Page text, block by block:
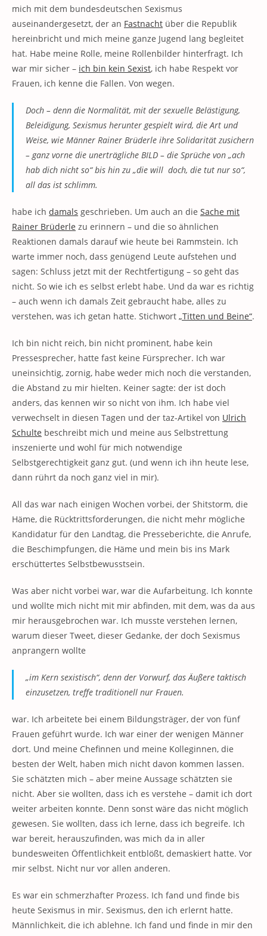
mich mit dem bundesdeutschen Sexismus
auseinandergesetzt, der an Fastnacht über die Republik
hereinbricht und mich meine ganze Jugend lang begleitet
hat. Habe meine Rolle, meine Rollenbilder hinterfragt. Ich
war mir sicher – ich bin kein Sexist, ich habe Respekt vor
Frauen, ich kenne die Fallen. Von wegen.
Doch – denn die Normalität, mit der sexuelle Belästigung,
Beleidigung, Sexismus herunter gespielt wird, die Art und
Weise, wie Männer Rainer Brüderle ihre Solidarität zusichern
– ganz vorne die unerträgliche BILD – die Sprüche von „ach
hab dich nicht so“ bis hin zu „die will doch, die tut nur so“,
all das ist schlimm.
habe ich damals geschrieben. Um auch an die Sache mit
Rainer Brüderle zu erinnern – und die so ähnlichen
Reaktionen damals darauf wie heute bei Rammstein. Ich
warte immer noch, dass genügend Leute aufstehen und
sagen: Schluss jetzt mit der Rechtfertigung – so geht das
nicht. So wie ich es selbst erlebt habe. Und da war es richtig
– auch wenn ich damals Zeit gebraucht habe, alles zu
verstehen, was ich getan hatte. Stichwort „Titten und Beine“.
Ich bin nicht reich, bin nicht prominent, habe kein
Pressesprecher, hatte fast keine Fürsprecher. Ich war
uneinsichtig, zornig, habe weder mich noch die verstanden,
die Abstand zu mir hielten. Keiner sagte: der ist doch
anders, das kennen wir so nicht von ihm. Ich habe viel
verwechselt in diesen Tagen und der taz-Artikel von Ulrich
Schulte beschreibt mich und meine aus Selbstrettung
inszenierte und wohl für mich notwendige
Selbstgerechtigkeit ganz gut. (und wenn ich ihn heute lese,
dann rührt da noch ganz viel in mir).
All das war nach einigen Wochen vorbei, der Shitstorm, die
Häme, die Rücktrittsforderungen, die nicht mehr mögliche
Kandidatur für den Landtag, die Presseberichte, die Anrufe,
die Beschimpfungen, die Häme und mein bis ins Mark
erschüttertes Selbstbewusstsein.
Was aber nicht vorbei war, war die Aufarbeitung. Ich konnte
und wollte mich nicht mit mir abfinden, mit dem, was da aus
mir herausgebrochen war. Ich musste verstehen lernen,
warum dieser Tweet, dieser Gedanke, der doch Sexismus
anprangern wollte
„im Kern sexistisch“, denn der Vorwurf, das Äußere taktisch
einzusetzen, treffe traditionell nur Frauen.
war. Ich arbeitete bei einem Bildungsträger, der von fünf
Frauen geführt wurde. Ich war einer der wenigen Männer
dort. Und meine Chefinnen und meine Kolleginnen, die
besten der Welt, haben mich nicht davon kommen lassen.
Sie schätzten mich – aber meine Aussage schätzten sie
nicht. Aber sie wollten, dass ich es verstehe – damit ich dort
weiter arbeiten konnte. Denn sonst wäre das nicht möglich
gewesen. Sie wollten, dass ich lerne, dass ich begreife. Ich
war bereit, herauszufinden, was mich da in aller
bundesweiten Öffentlichkeit entblößt, demaskiert hatte. Vor
mir selbst. Nicht nur vor allen anderen.
Es war ein schmerzhafter Prozess. Ich fand und finde bis
heute Sexismus in mir. Sexismus, den ich erlernt hatte.
Männlichkeit, die ich ablehne. Ich fand und finde in mir den